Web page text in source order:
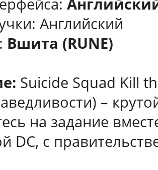
Английский
Вшита (RUNE)
Suicide Squad Kill
–
на задание
DC, с